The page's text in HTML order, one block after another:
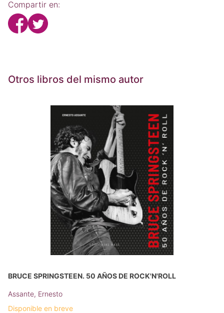
Compartir en:
Otros libros del mismo autor
BRUCE SPRINGSTEEN. 50 AÑOS DE ROCK'N'ROLL
Assante, Ernesto
Disponible en breve